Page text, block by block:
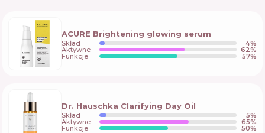
ACURE Brightening glowing serum
Skład 4%
Aktywne 62%
Funkcje 57%
Dr. Hauschka Clarifying Day Oil
Skład 5%
Aktywne 65%
Funkcje 50%